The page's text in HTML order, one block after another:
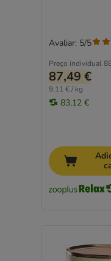
Preço individual
87,49 €
9,11 € / kg
83,12 €
Avaliar: 5/5